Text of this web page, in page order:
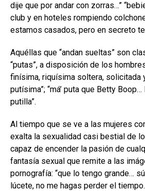
dije que por andar con zorras…”
club y en hoteles rompiendo
estamos casados, pero en secreto
Aquéllas que “andan sueltas” son
“putas”, a disposición de los
finísima, riquísima soltera, solicitada
putísima”; “má’ puta que Betty
putilla”.
Al tiempo que se ve a las mujeres
exalta la sexualidad casi bestial de
capaz de encender la pasión de
fantasía sexual que remite a las
pornografía: “que lo tengo grande…
lúcete, no me hagas perder el